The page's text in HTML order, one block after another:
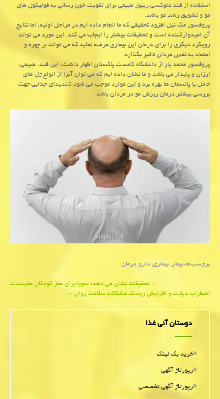
استفاده از قند دئوکسی ریبوز طبیعی برای تقویت خون رسانی به فولیکول های
مو و تشویق رشد مو باشد.
پروفسور مک نیل افزود تحقیقی که ما انجام داده ایم در مراحل اولیه، اما نتایج
آن امیدوارکننده است و تحقیقات بیشتر را ایجاب می کند. این مورد می تواند
رویکرد دیگری را برای درمان این بیماری عرضه نماید که می تواند بر چهره و
اعتماد به نفس مردان تاثیر بگذارد.
پروفسور محمد یار از دانشگاه کامست پاکستان اظهار داشت: این قند، طبیعی،
ارزان و پایدار می باشد و ما نشان داده ایم که می توان آنرا از انواع ژل های
حامل یا پانسمان ها بهره برد و این موارد موجب می شود کاندیدای جذابی جهت
بررسی بیشتر درمان ریزش مو در مردان باشد.
برچسب‌ها:بیمار, بیماری,دارو,درمان
navigation
←تحقیقات نشان می دهد؛ سویا برای مغز کودکان مفیدست
اضطراب دیابت و افزایش ریسک مشکلات سلامت روان→
دوستان آنی غذا
خرید بک لینک
رپورتاژ آگهی
رپورتاژ آگهی تخصصی